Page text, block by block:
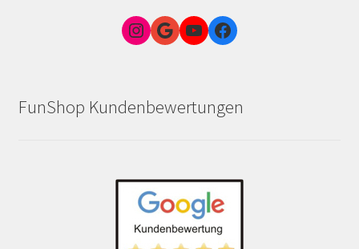
Instagram
Google Link zum FunShop WienYouTubeFacebook
FunShop Kundenbewertungen